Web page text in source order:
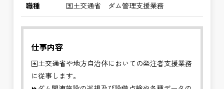
職種 国土交通省 ダム管理支援業務
仕事内容
国土交通省や地方自治体においての発注者支援業務
に従事します。